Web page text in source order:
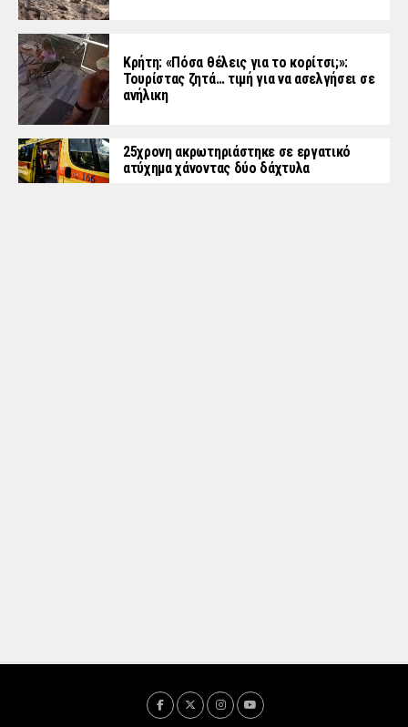
Κρήτη: «Πόσα θέλεις για το κορίτσι;»:
Τουρίστας ζητά… τιμή για να ασελγήσει σε
ανήλικη
25χρονη ακρωτηριάστηκε σε εργατικό
ατύχημα χάνοντας δύο δάχτυλα